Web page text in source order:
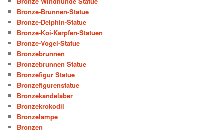
Bronze-Brunnen-Statue
Bronze-Delphin-Statue
Bronze-Koi-Karpfen-Statuen
Bronze-Vogel-Statue
Bronzebrunnen
Bronzebrunnen Statue
Bronzefigur Statue
Bronzefigurenstatue
Bronzekandelaber
Bronzekrokodil
Bronzelampe
Bronzen